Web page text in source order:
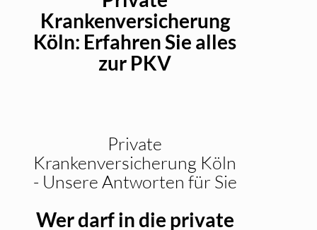
Krankenversicherung
Köln: Erfahren Sie alles
zur PKV
Private
Krankenversicherung Köln
- Unsere Antworten für Sie
Wer darf in die private